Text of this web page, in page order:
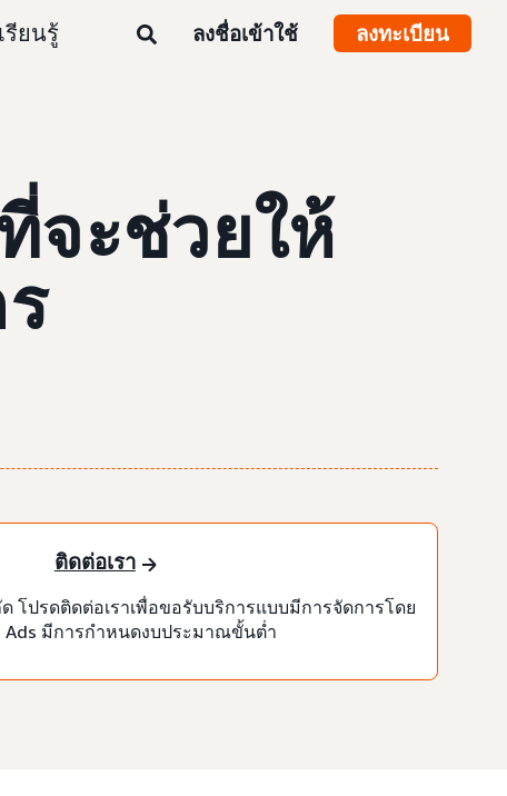
เรียนรู้ ลงชื่อเข้าใช้ ลงทะเบียน
จะช่วยให้
ติดต่อเรา
ปรดติดต่อเราเพื่อขอรับบริการแบบมีการจัดการโดย
Ads มีการกำหนดงบประมาณขั้นต่ำ